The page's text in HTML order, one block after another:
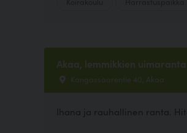
Akaa, lemmikkien uimaranta
Kangassaarentie 40, Akaa
Ihana ja rauhallinen ranta.